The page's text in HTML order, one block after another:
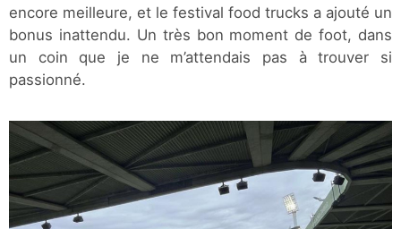
encore meilleure, et le festival food trucks a ajouté un
bonus inattendu. Un très bon moment de foot, dans
un coin que je ne m’attendais pas à trouver si
passionné.